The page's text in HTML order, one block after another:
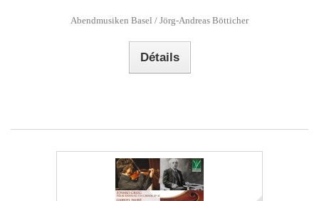
Abendmusiken Basel / Jörg-Andreas Bötticher
Détails